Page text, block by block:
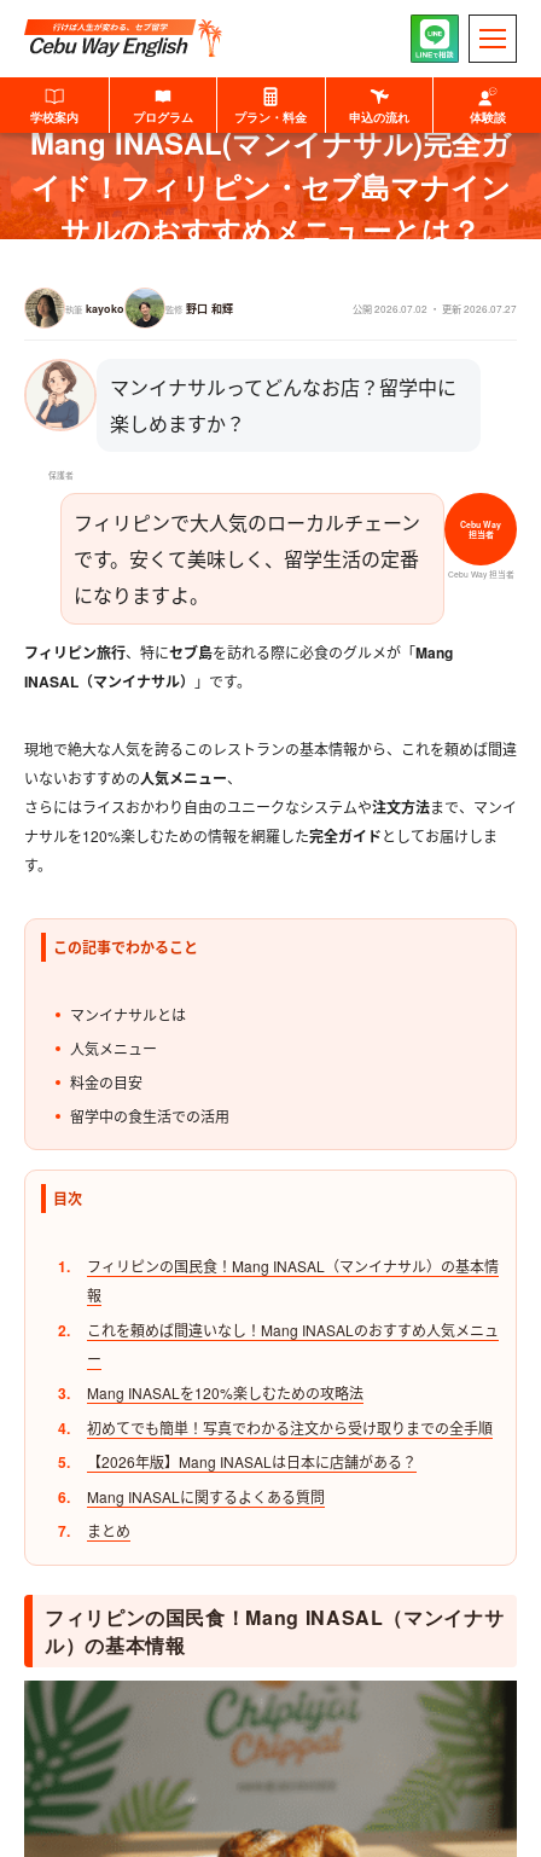
学校案内
Cebu Way Englishを知る
Cebu Way Englishの特徴 想い・ブランド
Why Cebu Way 直営校
サポート体制 ホームステイ
プログラム
高校生向けプログラム 講師紹介
プラン・料金
学習プラン・料金
申込の流れ
無料個別相談
渡航の準備 現地到着の流れ
体験談
生徒様・保護者様向け
Mang INASAL(マンイナサル)完全ガ
イド！フィリピン・セブ島マナイン
サルのおすすめメニューとは？
執筆 kayoko 監修 野口 和輝 公開 2026.07.02 ・ 更新 2026.07.27
保護者
マンイナサルってどんなお店？留学中に
楽しめますか？
Cebu Way
担当者
Cebu Way 担当者
フィリピンで大人気のローカルチェーン
です。安くて美味しく、留学生活の定番
になりますよ。
フィリピン旅行、特にセブ島を訪れる際に必食のグルメが「Mang
INASAL（マンイナサル）
」です。
現地で絶大な人気を誇るこのレストランの基本情報から、これを頼めば間違
いないおすすめの人気メニュー、
さらにはライスおかわり自由のユニークなシステムや注文方法まで、マンイ
ナサルを120%楽しむための情報を網羅した完全ガイドとしてお届けしま
す。
この記事でわかること
マンイナサルとは
人気メニュー
料金の目安
留学中の食生活での活用
目次
フィリピンの国民食！Mang INASAL（マンイナサル）の基本情
報
これを頼めば間違いなし！Mang INASALのおすすめ人気メニュ
ー
Mang INASALを120%楽しむための攻略法
初めてでも簡単！写真でわかる注文から受け取りまでの全手順
【2026年版】Mang INASALは日本に店舗がある？
Mang INASALに関するよくある質問
まとめ
フィリピンの国民食！Mang INASAL（マンイナサ
ル）の基本情報